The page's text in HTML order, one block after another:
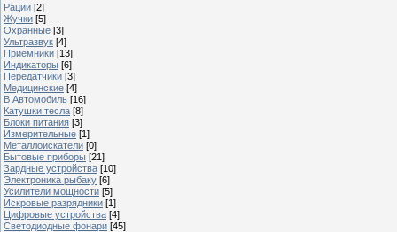
Рации [2]
Жучки [5]
Охранные [3]
Ультразвук [4]
Приемники [13]
Индикаторы [6]
Передатчики [3]
Медицинские [4]
В Автомобиль [16]
Катушки тесла [8]
Блоки питания [3]
Измерительные [1]
Металлоискатели [0]
Бытовые приборы [21]
Зардные устройства [10]
Электроника рыбаку [6]
Усилители мощности [5]
Искровые разрядники [1]
Цифровые устройства [4]
Светодиодные фонари [45]